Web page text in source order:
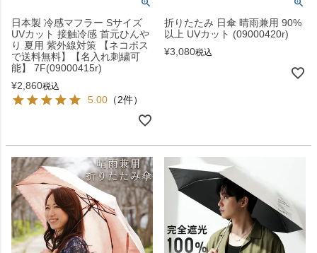
日本製 冷感マフラー Sサイズ
UVカット 接触冷感 首元ひんや
り 夏用 紫外線対策 【ネコポス
で送料無料】【名入れ刺繍可
能】 7F(09000415r)
¥2,860税込
5.00 （2件）
折りたたみ 日傘 晴雨兼用 90%
以上 UVカット (09000420r)
¥3,080税込